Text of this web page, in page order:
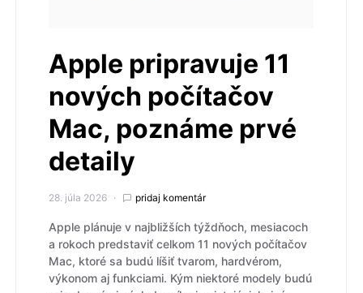
Apple pripravuje 11
nových počítačov
Mac, poznáme prvé
detaily
28. júla 2026 pridaj komentár
Apple plánuje v najbližších týždňoch, mesiacoch
a rokoch predstaviť celkom 11 nových počítačov
Mac, ktoré sa budú líšiť tvarom, hardvérom,
výkonom aj funkciami. Kým niektoré modely budú